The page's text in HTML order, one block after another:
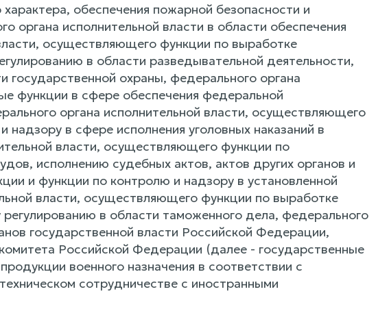
обеспечения пожарной безопасности и
органа исполнительной власти в области обеспечения
осуществляющего функции по выработке
в области разведывательной деятельности,
государственной охраны, федерального органа
функции в сфере обеспечения федеральной
органа исполнительной власти, осуществляющего
в сфере исполнения уголовных наказаний в
власти, осуществляющего функции по
исполнению судебных актов, актов других органов и
и функции по контролю и надзору в установленной
власти, осуществляющего функции по выработке
в области таможенного дела, федерального
государственной власти Российской Федерации,
Российской Федерации (далее - государственные
военного назначения в соответствии с
сотрудничестве с иностранными